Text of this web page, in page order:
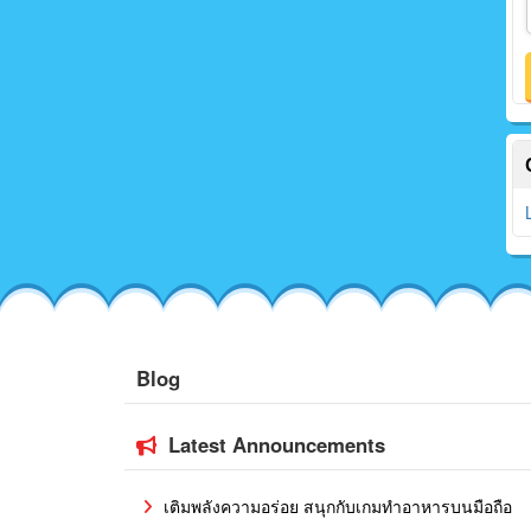
Blog
Latest Announcements
เติมพลังความอร่อย สนุกกับเกมทำอาหารบนมือถือ